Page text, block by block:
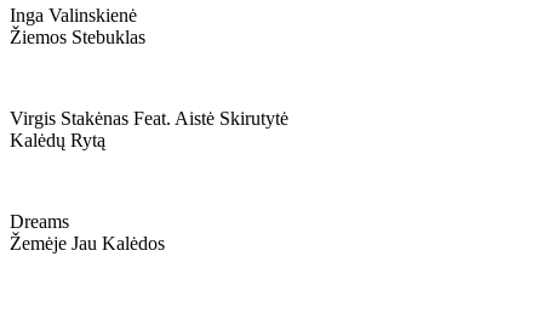
Inga Valinskienė
Žiemos Stebuklas
Virgis Stakėnas Feat. Aistė Skirutytė
Kalėdų Rytą
Dreams
Žemėje Jau Kalėdos